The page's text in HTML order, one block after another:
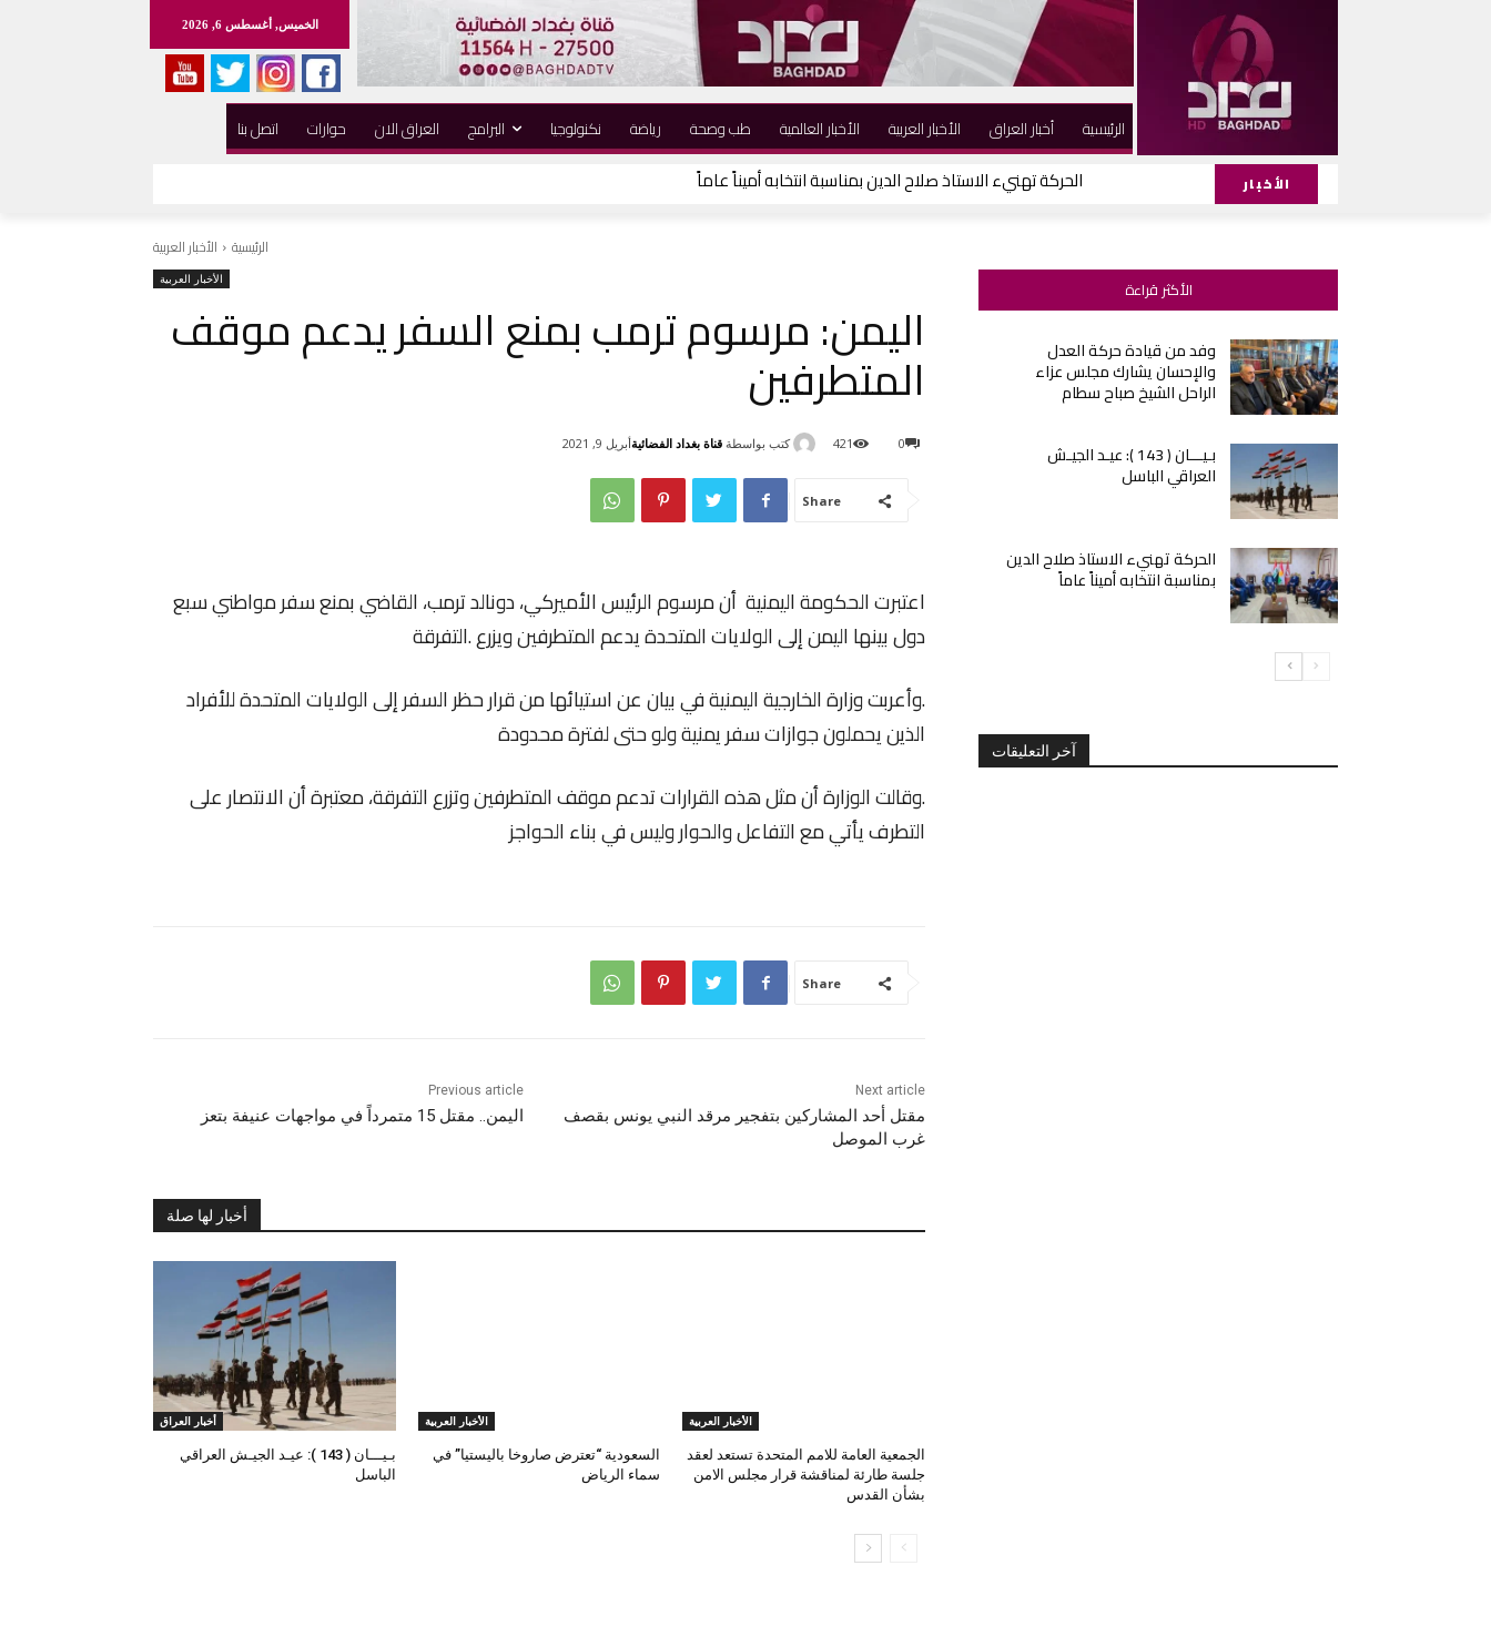
الخميس, أغسطس 6, 2026
اتصل بنا حوارات العراق الان البرامج نكنولوجيا رياضة طب وصحة الأخبار العالمية الأخبار العربية أخبار العراق الرئيسية
الأخبار الحركة تهنيء الاستاذ صلاح الدين بمناسبة انتخابه أميناً عاماً
الرئيسية الأخبار العربية
الأخبار العربية
اليمن: مرسوم ترمب بمنع السفر يدعم موقف
المتطرفين
كتب بواسطة قناة بغداد الفضائيةأبريل 9, 2021 0
421
Share
اعتبرت الحكومة اليمنية أن مرسوم الرئيس الأميركي، دونالد ترمب، القاضي بمنع سفر مواطني سبع
دول بينها اليمن إلى الولايات المتحدة يدعم المتطرفين ويزرع .التفرقة
.وأعربت وزارة الخارجية اليمنية في بيان عن استيائها من قرار حظر السفر إلى الولايات المتحدة للأفراد
الذين يحملون جوازات سفر يمنية ولو حتى لفترة محدودة
.وقالت الوزارة أن مثل هذه القرارات تدعم موقف المتطرفين وتزرع التفرقة، معتبرة أن الانتصار على
التطرف يأتي مع التفاعل والحوار وليس في بناء الحواجز
Share
Previous article
اليمن.. مقتل 15 متمرداً في مواجهات عنيفة بتعز
Next article
مقتل أحد المشاركين بتفجير مرقد النبي يونس بقصف
غرب الموصل
أخبار لها صلة
أخبار العراق
بـيـــان ( 143 ): عيـد الجيـش العراقي
الباسل
الأخبار العربية
السعودية “تعترض صاروخا باليستيا” في
سماء الرياض
الأخبار العربية
الجمعية العامة للامم المتحدة تستعد لعقد
جلسة طارئة لمناقشة قرار مجلس الامن
بشأن القدس
الأكثر قراءة
وفد من قيادة حركة العدل
والإحسان يشارك مجلس عزاء
الراحل الشيخ صباح سطام
بـيـــان ( 143 ): عيـد الجيـش
العراقي الباسل
الحركة تهنيء الاستاذ صلاح الدين
بمناسبة انتخابه أميناً عاماً
آخر التعليقات